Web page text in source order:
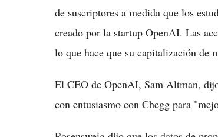
de suscriptores a medida que los
creado por la startup OpenAI. Las
lo que hace que su capitalización de
El CEO de OpenAI, Sam Altman,
con entusiasmo con Chegg para